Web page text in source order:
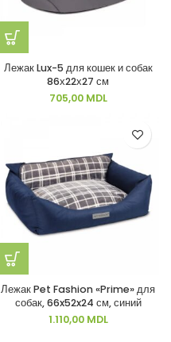
Лежак Lux-5 для кошек и собак
86х22х27 см
705,00 MDL
Лежак Pet Fashion «Prime» для
собак, 66x52x24 см, синий
1.110,00 MDL